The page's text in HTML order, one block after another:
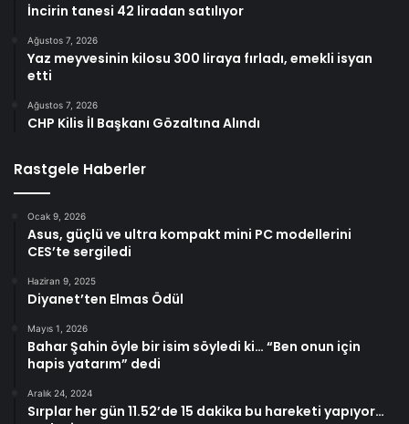
İncirin tanesi 42 liradan satılıyor
Ağustos 7, 2026
Yaz meyvesinin kilosu 300 liraya fırladı, emekli isyan
etti
Ağustos 7, 2026
CHP Kilis İl Başkanı Gözaltına Alındı
Rastgele Haberler
Ocak 9, 2026
Asus, güçlü ve ultra kompakt mini PC modellerini
CES’te sergiledi
Haziran 9, 2025
Diyanet’ten Elmas Ödül
Mayıs 1, 2026
Bahar Şahin öyle bir isim söyledi ki… “Ben onun için
hapis yatarım” dedi
Aralık 24, 2024
Sırplar her gün 11.52’de 15 dakika bu hareketi yapıyor…